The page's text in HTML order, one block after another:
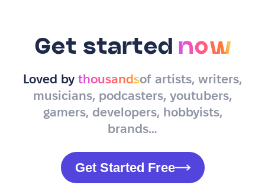
Get started now
Loved by thousandsof artists, writers,
musicians, podcasters, youtubers,
gamers, developers, hobbyists,
brands…
Get Started Free